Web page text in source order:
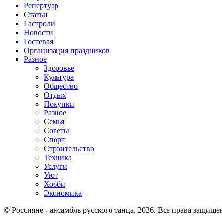
Репертуар
Статьи
Гастроли
Новости
Гостевая
Организация праздников
Разное
Здоровье
Культура
Общество
Отдых
Покупки
Разное
Семья
Советы
Спорт
Строительство
Техника
Услуги
Уют
Хобби
Экономика
© Россияне - ансамбль русского танца. 2026. Все права